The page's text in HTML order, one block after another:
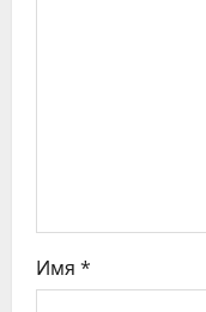
и
с
Имя *